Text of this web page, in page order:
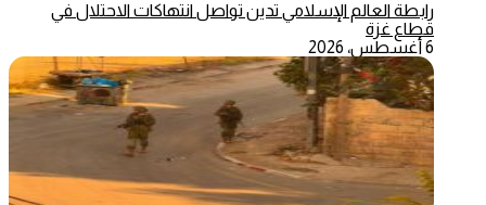
رابطة العالم الإسلامي تدين تواصل انتهاكات الاحتلال في
قطاع غزة
6 أغسطس، 2026